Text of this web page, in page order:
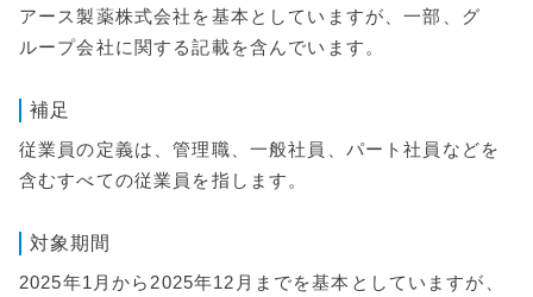
アース製薬株式会社を基本としていますが、一部、グ
ループ会社に関する記載を含んでいます。
補足
従業員の定義は、管理職、一般社員、パート社員などを
含むすべての従業員を指します。
対象期間
2025年1月から2025年12月までを基本としていますが、